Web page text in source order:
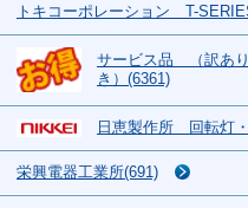
トキコーポレーション T-
サービス品 （訳あ
き）(6361)
日恵製作所 回転灯
栄興電器工業所(691)